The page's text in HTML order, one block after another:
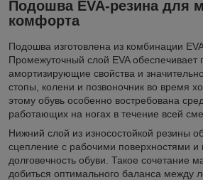
Подошва EVA-резина для
комфорта
Подошва изготовлена из комбинации
Промежуточный слой EVA обеспечивает
амортизирующие свойства и
стопы, колени и позвоночник во время
этому обувь особенно востребована
работающих на ногах в течение всей
Нижний слой из износостойкой резины
сцепление с рабочими поверхностями
долговечность обуви. Такое сочетание
добиться оптимального баланса между